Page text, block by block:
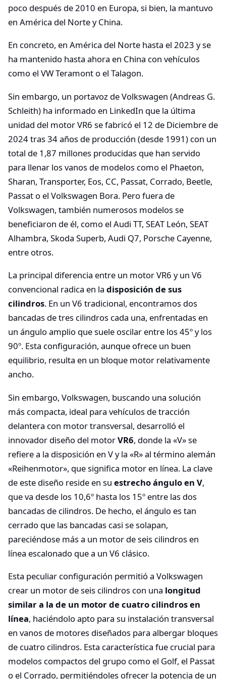
poco después de 2010 en Europa, si bien, la mantuvo
en América del Norte y China.
En concreto, en América del Norte hasta el 2023 y se
ha mantenido hasta ahora en China con vehículos
como el VW Teramont o el Talagon.
Sin embargo, un portavoz de Volkswagen (Andreas G.
Schleith) ha informado en LinkedIn que la última
unidad del motor VR6 se fabricó el 12 de Diciembre de
2024 tras 34 años de producción (desde 1991) con un
total de 1,87 millones producidas que han servido
para llenar los vanos de modelos como el Phaeton,
Sharan, Transporter, Eos, CC, Passat, Corrado, Beetle,
Passat o el Volkswagen Bora. Pero fuera de
Volkswagen, también numerosos modelos se
beneficiaron de él, como el Audi TT, SEAT León, SEAT
Alhambra, Skoda Superb, Audi Q7, Porsche Cayenne,
entre otros.
La principal diferencia entre un motor VR6 y un V6
convencional radica en la disposición de sus
cilindros. En un V6 tradicional, encontramos dos
bancadas de tres cilindros cada una, enfrentadas en
un ángulo amplio que suele oscilar entre los 45º y los
90º. Esta configuración, aunque ofrece un buen
equilibrio, resulta en un bloque motor relativamente
ancho.
Sin embargo, Volkswagen, buscando una solución
más compacta, ideal para vehículos de tracción
delantera con motor transversal, desarrolló el
innovador diseño del motorVR6, donde la «V» se
refiere a la disposición en V y la «R» al término alemán
«Reihenmotor», que significa motor en línea. La clave
de este diseño reside en su estrecho ángulo en V,
que va desde los 10,6º hasta los 15º entre las dos
bancadas de cilindros. De hecho, el ángulo es tan
cerrado que las bancadas casi se solapan,
pareciéndose más a un motor de seis cilindros en
línea escalonado que a un V6 clásico.
Esta peculiar configuración permitió a Volkswagen
crear un motor de seis cilindros con una longitud
similar a la de un motor de cuatro cilindros en
línea, haciéndolo apto para su instalación transversal
en vanos de motores diseñados para albergar bloques
de cuatro cilindros. Esta característica fue crucial para
modelos compactos del grupo como el Golf, el Passat
o el Corrado, permitiéndoles ofrecer la potencia de un